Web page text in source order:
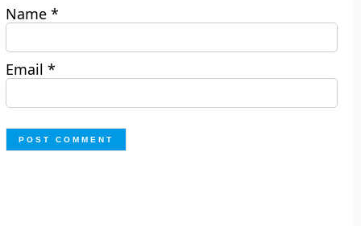
Name*
Email*